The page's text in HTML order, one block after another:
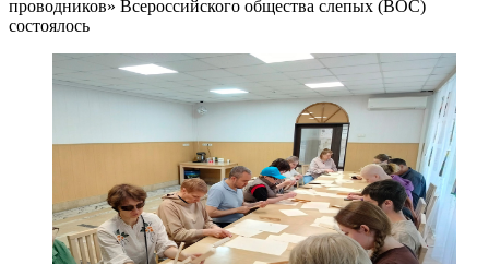
проводников» Всероссийского общества слепых (ВОС)
состоялось